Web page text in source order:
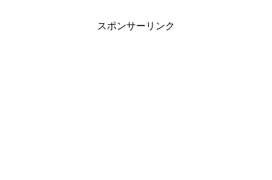
スポンサーリンク